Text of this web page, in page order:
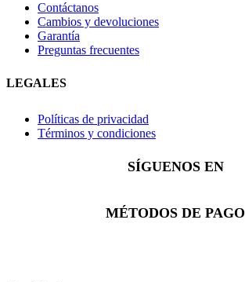
Contáctanos
Cambios y devoluciones
Garantía
Preguntas frecuentes
LEGALES
Políticas de privacidad
Términos y condiciones
SÍGUENOS EN
Facebook
Instagram
Whatsapp
MÉTODOS DE PAGO